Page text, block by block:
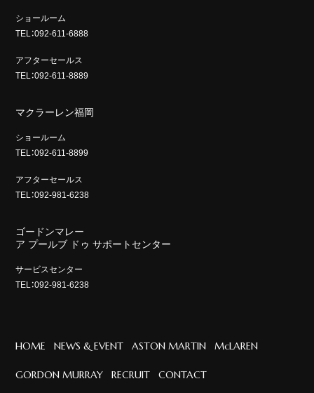
ショールーム
TEL：092-611-6888
アフターセールス
TEL：092-611-8889
マクラーレン福岡
ショールーム
TEL：092-611-8899
アフターセールス
TEL：092-981-6238
ゴードンマレー
ア プールブ ドゥ サポートセンター
サービスセンター
TEL：092-981-6238
HOME NEWS & EVENT ASTON MARTIN McLAREN
GORDON MURRAY RECRUIT CONTACT